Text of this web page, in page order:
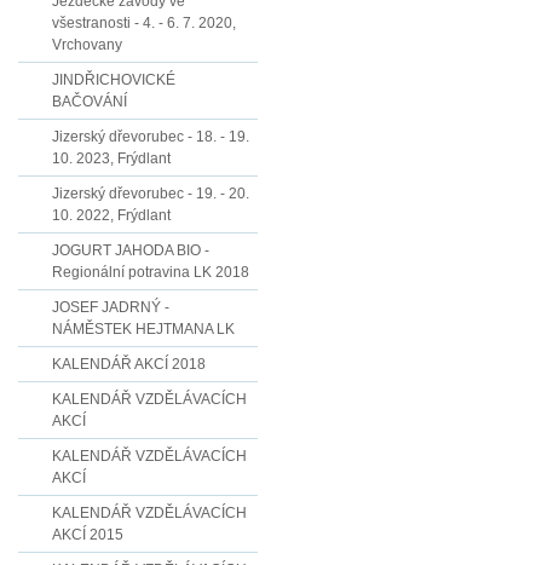
všestranosti - 4. - 6. 7. 2020,
Vrchovany
JINDŘICHOVICKÉ
BAČOVÁNÍ
Jizerský dřevorubec - 18. - 19.
10. 2023, Frýdlant
Jizerský dřevorubec - 19. - 20.
10. 2022, Frýdlant
JOGURT JAHODA BIO -
Regionální potravina LK 2018
JOSEF JADRNÝ -
NÁMĚSTEK HEJTMANA LK
KALENDÁŘ AKCÍ 2018
KALENDÁŘ VZDĚLÁVACÍCH
AKCÍ
KALENDÁŘ VZDĚLÁVACÍCH
AKCÍ
KALENDÁŘ VZDĚLÁVACÍCH
AKCÍ 2015